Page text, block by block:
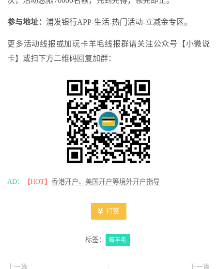
参与地址： 浦发银行APP-生活-热门活动-立减金专区。
更多活动线报或加玩卡羊毛线报群请关注公众号【小微说
卡】或扫下方二维码回复加群：
AD： 【HOT】 香港开户、美国开户等境外开户指导
打赏
标签： 薅羊毛
上一篇 下一篇